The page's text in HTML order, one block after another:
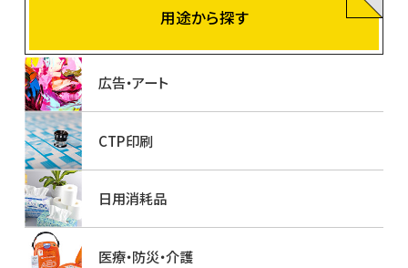
用途から探す
広告・アート
CTP印刷
日用消耗品
医療・防災・介護